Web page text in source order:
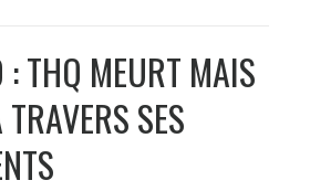
: THQ MEURT MAIS
SES